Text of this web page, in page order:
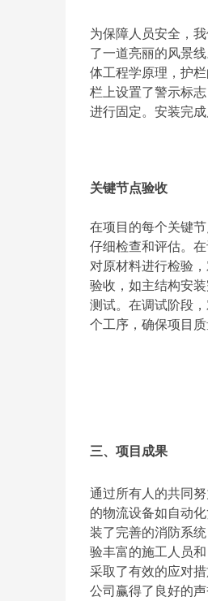
为保障人员安全，
了一道亮丽的风景
体工程学原理，护
栏上设置了警示标
进行固定。安装完
关键节点验收
在项目的每个关键
仔细检查和评估。
对原材料进行检验
验收，如主结构安
测试。在调试阶段
个工序，确保项目
三、项目成果
通过所有人的共同
的物流设备如自动
装了完善的消防系
验丰富的施工人员
采取了有效的应对
公司赢得了良好的声